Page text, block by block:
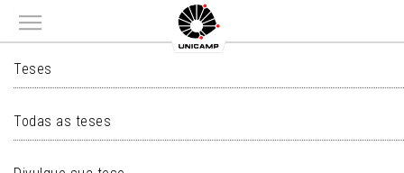
Main menu
TESES
Teses
Todas as teses